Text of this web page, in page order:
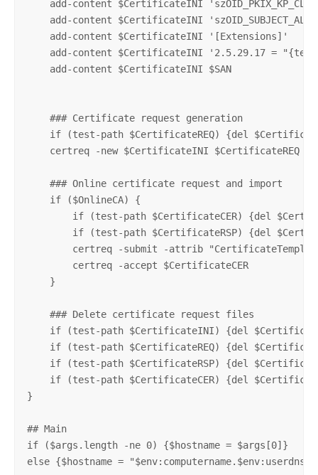
add-content $CertificateINI
add-content $CertificateINI
    add-content $CertificateINI '[Extensions]'
add-content $CertificateINI '2.5.29.17 =
    add-content $CertificateINI $SAN
    ### Certificate request generation
if (test-path $CertificateREQ) {del
    certreq -new $CertificateINI $CertificateREQ
    ### Online certificate request and import
    if ($OnlineCA) {
if (test-path $CertificateCER) {del
if (test-path $CertificateRSP) {del
certreq -submit -attrib
        certreq -accept $CertificateCER
    }
    ### Delete certificate request files
if (test-path $CertificateINI) {del
if (test-path $CertificateREQ) {del
if (test-path $CertificateRSP) {del
if (test-path $CertificateCER) {del
}
## Main
if ($args.length -ne 0) {$hostname = $args[0]}
else {$hostname =